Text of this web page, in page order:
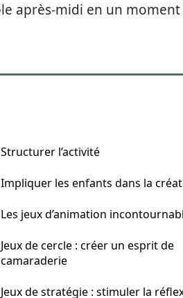
après-midi en un
Structurer l’activité
Impliquer les enfants dans la
Les jeux d’animation
Jeux de cercle : créer un esprit de
camaraderie
Jeux de stratégie : stimuler la